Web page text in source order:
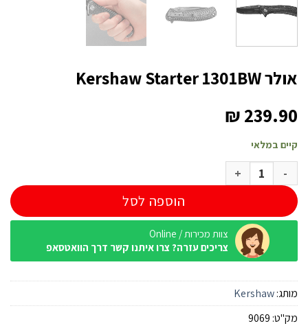
אולר Kershaw Starter 1301BW
₪239.90
קיים במלאי
כמות של אולר Kershaw Starter 1301BW
הוספה לסל
צוות מכירות / Online
צריכים עזרה? צרו איתנו קשר דרך הוואטסאפ
מותג:Kershaw
מק"ט: 9069